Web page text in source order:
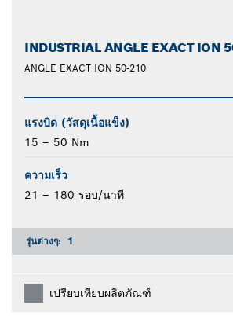
INDUSTRIAL ANGLE EXACT ION
ANGLE EXACT ION 50-210
แรงบิด (วัสดุเนื้อแข็ง)
15 – 50 Nm
ความเร็ว
21 – 180 รอบ/นาที
รุ่นต่างๆ: 1
เปรียบเทียบผลิตภัณฑ์